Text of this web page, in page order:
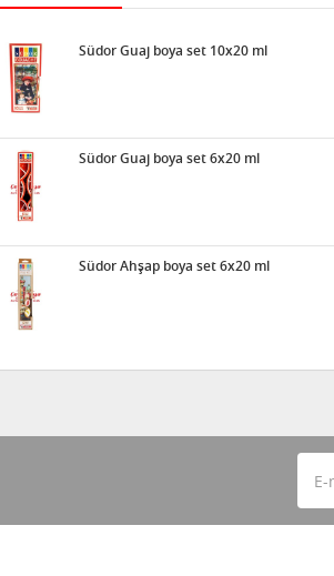
Südor Guaj boya set 10x20 ml
Südor Guaj boya set 6x20 ml
Südor Ahşap boya set 6x20 ml